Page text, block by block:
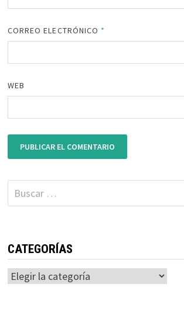
CORREO ELECTRÓNICO *
WEB
Buscar:
CATEGORÍAS
Categorías